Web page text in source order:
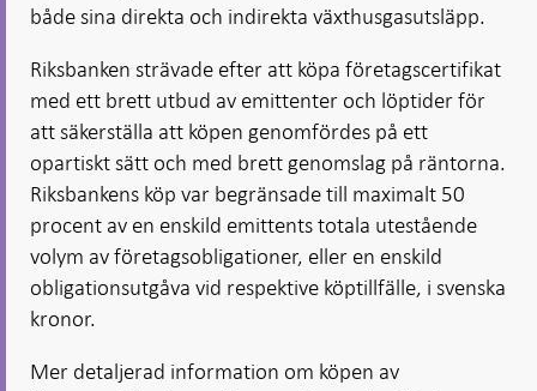
både sina direkta och indirekta växthusgasutsläpp.
Riksbanken strävade efter att köpa företagscertifikat
med ett brett utbud av emittenter och löptider för
att säkerställa att köpen genomfördes på ett
opartiskt sätt och med brett genomslag på räntorna.
Riksbankens köp var begränsade till maximalt 50
procent av en enskild emittents totala utestående
volym av företagsobligationer, eller en enskild
obligationsutgåva vid respektive köptillfälle, i svenska
kronor.
Mer detaljerad information om köpen av